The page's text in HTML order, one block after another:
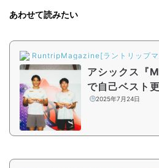
あわせて読みたい
RuntripMagazine[ラントリップ
アシックス『
で自己ベスト
を次世代スプ
2025年7月24日